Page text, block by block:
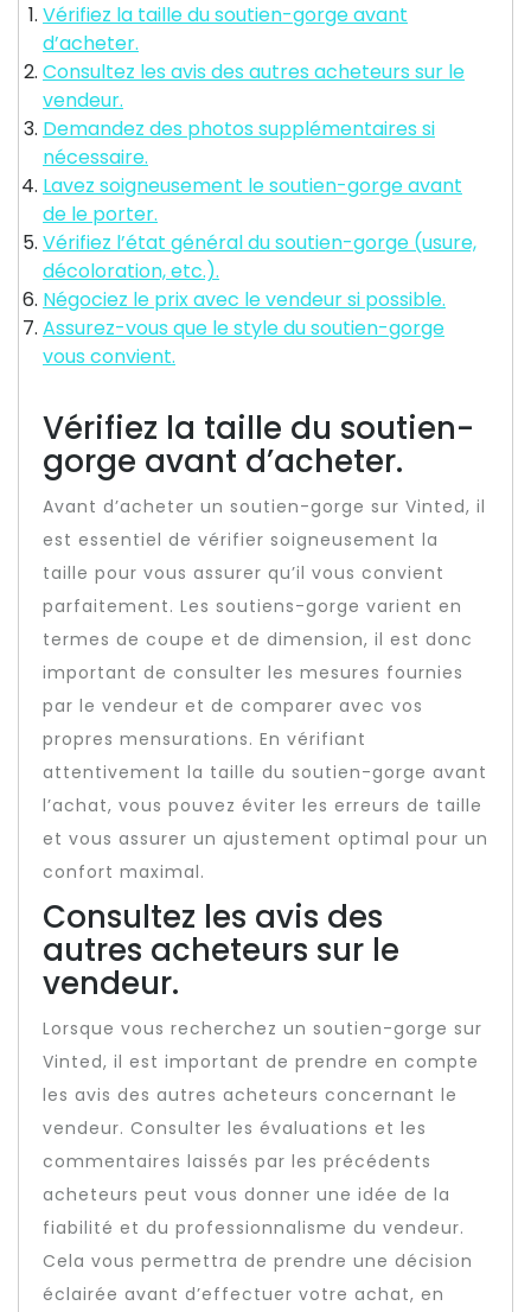
Vérifiez la taille du soutien-gorge avant
d’acheter.
Consultez les avis des autres acheteurs sur le
vendeur.
Demandez des photos supplémentaires si
nécessaire.
Lavez soigneusement le soutien-gorge avant
de le porter.
Vérifiez l’état général du soutien-gorge (usure,
décoloration, etc.).
Négociez le prix avec le vendeur si possible.
Assurez-vous que le style du soutien-gorge
vous convient.
Vérifiez la taille du soutien-
gorge avant d’acheter.
Avant d’acheter un soutien-gorge sur Vinted, il
est essentiel de vérifier soigneusement la
taille pour vous assurer qu’il vous convient
parfaitement. Les soutiens-gorge varient en
termes de coupe et de dimension, il est donc
important de consulter les mesures fournies
par le vendeur et de comparer avec vos
propres mensurations. En vérifiant
attentivement la taille du soutien-gorge avant
l’achat, vous pouvez éviter les erreurs de taille
et vous assurer un ajustement optimal pour un
confort maximal.
Consultez les avis des
autres acheteurs sur le
vendeur.
Lorsque vous recherchez un soutien-gorge sur
Vinted, il est important de prendre en compte
les avis des autres acheteurs concernant le
vendeur. Consulter les évaluations et les
commentaires laissés par les précédents
acheteurs peut vous donner une idée de la
fiabilité et du professionnalisme du vendeur.
Cela vous permettra de prendre une décision
éclairée avant d’effectuer votre achat, en